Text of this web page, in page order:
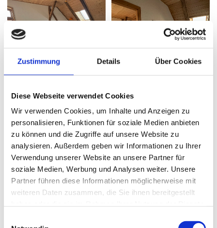
Zustimmung Details Über Cookies
Diese Webseite verwendet Cookies
Wir verwenden Cookies, um Inhalte und Anzeigen zu
personalisieren, Funktionen für soziale Medien anbieten
zu können und die Zugriffe auf unsere Website zu
analysieren. Außerdem geben wir Informationen zu Ihrer
Verwendung unserer Website an unsere Partner für
soziale Medien, Werbung und Analysen weiter. Unsere
Partner führen diese Informationen möglicherweise mit
weiteren Daten zusammen, die Sie ihnen bereitgestellt